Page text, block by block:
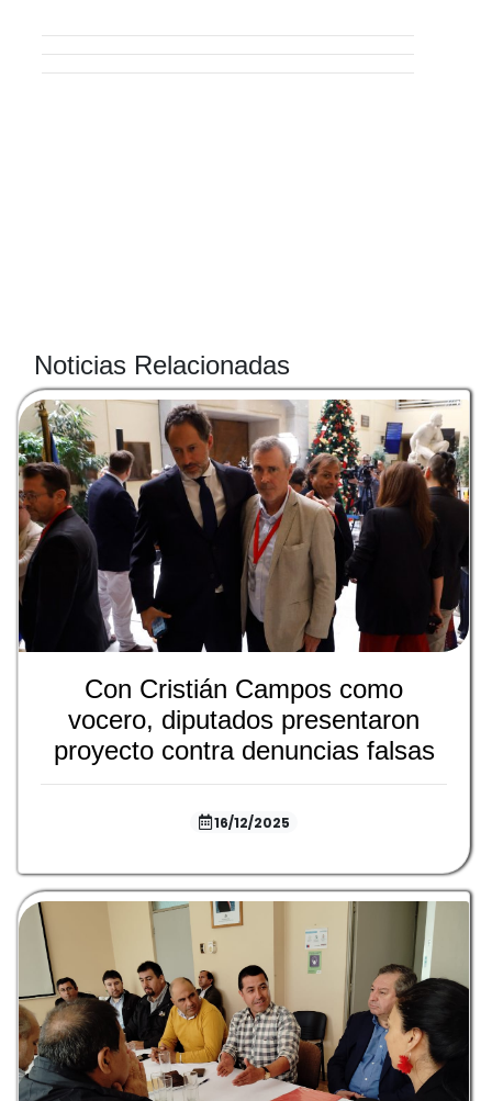
Noticias Relacionadas
Con Cristián Campos como
vocero, diputados presentaron
proyecto contra denuncias falsas
16/12/2025